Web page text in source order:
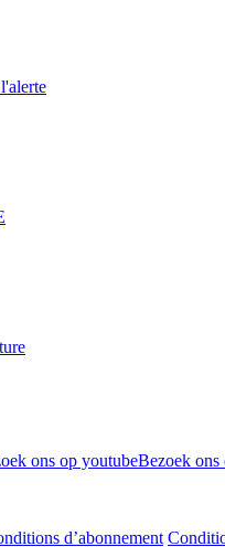
ons op youtubeBezoek ons
d’abonnement